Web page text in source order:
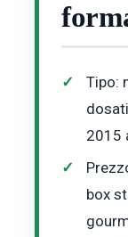
Tipo:
2015
box